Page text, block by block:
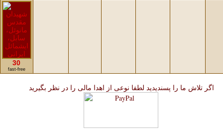
30
fast-free
اگر تلاش ما را پسندیدید لطفا نوعی از اهدا مالی را در نظر بگیرید